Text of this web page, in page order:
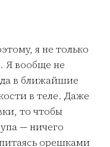
я не только
Я вообще не
в ближайшие
в теле. Даже
то чтобы
— ничего
орешками